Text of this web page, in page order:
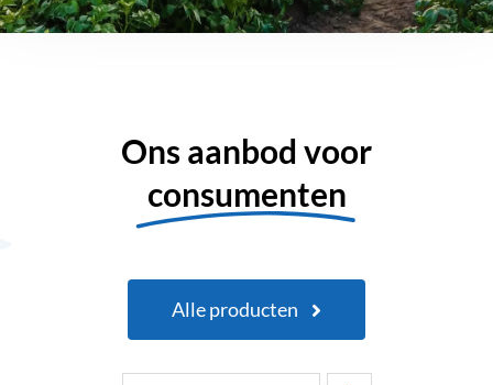
Ons aanbod voor
consumenten
Alle producten